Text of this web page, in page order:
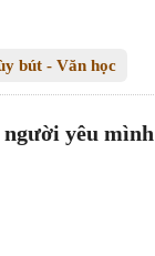
bút - Văn học
yêu mình